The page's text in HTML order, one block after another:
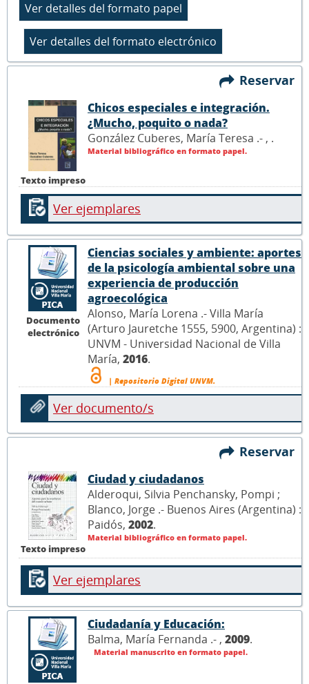
Reservar
Texto impreso
Chicos especiales e integración.
¿Mucho, poquito o nada?
González Cuberes, María Teresa .- , .
Material bibliográfico en formato papel.
Ver ejemplares
Documento
electrónico
Ciencias sociales y ambiente: aportes
de la psicología ambiental sobre una
experiencia de producción
agroecológica
Alonso, María Lorena .- Villa María
(Arturo Jauretche 1555, 5900, Argentina) :
UNVM - Universidad Nacional de Villa
María, 2016.
| Repositorio Digital UNVM.
Ver documento/s
Reservar
Texto impreso
Ciudad y ciudadanos
Alderoqui, Silvia Penchansky, Pompi ;
Blanco, Jorge .- Buenos Aires (Argentina) :
Paidós, 2002.
Material bibliográfico en formato papel.
Ver ejemplares
Ciudadanía y Educación:
Balma, María Fernanda .- , 2009.
Material manuscrito en formato papel.